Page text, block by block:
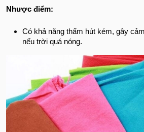
Nhược điểm:
Có khả năng thấm hút kém, gây
nếu trời quá nóng.